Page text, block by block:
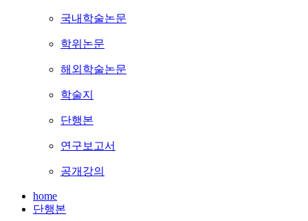
국내학술논문
학위논문
해외학술논문
학술지
단행본
연구보고서
공개강의
home
단행본